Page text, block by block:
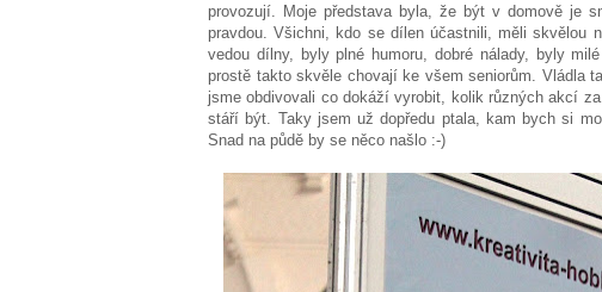
provozují. Moje představa byla, že být v domově je
pravdou. Všichni, kdo se dílen účastnili, měli skvělou
vedou dílny, byly plné humoru, dobré nálady, byly
prostě takto skvěle chovají ke všem seniorům. Vládla
jsme obdivovali co dokáží vyrobit, kolik různých akcí
stáří být. Taky jsem už dopředu ptala, kam bych si
Snad na půdě by se něco našlo :-)